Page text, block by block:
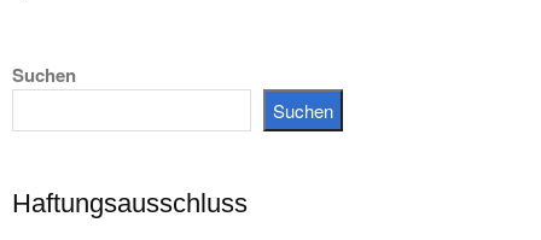
Suchen
Suchen
Haftungsausschluss